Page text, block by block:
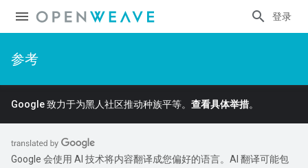
登录
参考
Google 致力于为黑人社区推动种族平等。 查看具体举措。
Google 会使用 AI 技术将内容翻译成您偏好的语言。AI 翻译可能包